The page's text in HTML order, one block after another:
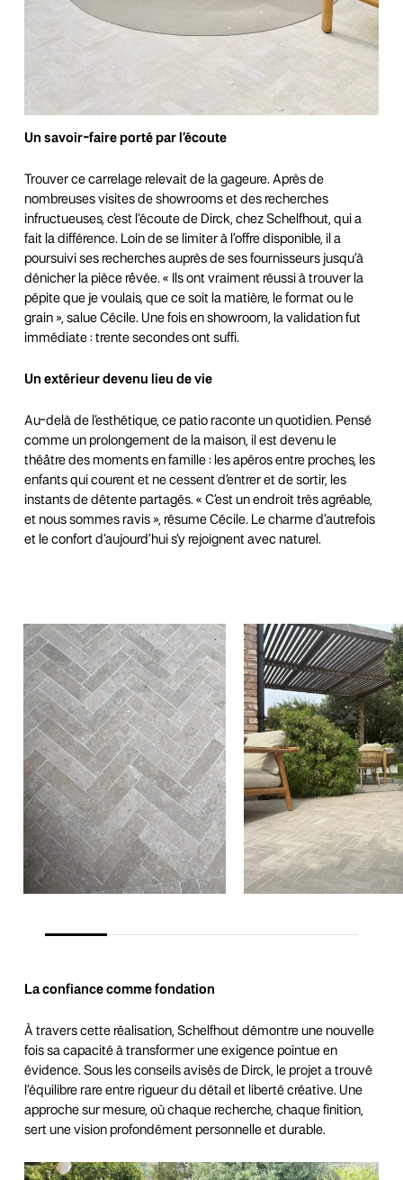
Un savoir-faire porté par l’écoute
Trouver ce carrelage relevait de la gageure. Après de
nombreuses visites de showrooms et des recherches
infructueuses, c’est l’écoute de Dirck, chez Schelfhout, qui a
fait la différence. Loin de se limiter à l’offre disponible, il a
poursuivi ses recherches auprès de ses fournisseurs jusqu’à
dénicher la pièce rêvée. « Ils ont vraiment réussi à trouver la
pépite que je voulais, que ce soit la matière, le format ou le
grain », salue Cécile. Une fois en showroom, la validation fut
immédiate : trente secondes ont suffi.
Un extérieur devenu lieu de vie
Au-delà de l’esthétique, ce patio raconte un quotidien. Pensé
comme un prolongement de la maison, il est devenu le
théâtre des moments en famille : les apéros entre proches, les
enfants qui courent et ne cessent d’entrer et de sortir, les
instants de détente partagés. « C’est un endroit très agréable,
et nous sommes ravis », résume Cécile. Le charme d’autrefois
et le confort d’aujourd’hui s’y rejoignent avec naturel.
La confiance comme fondation
À travers cette réalisation, Schelfhout démontre une nouvelle
fois sa capacité à transformer une exigence pointue en
évidence. Sous les conseils avisés de Dirck, le projet a trouvé
l’équilibre rare entre rigueur du détail et liberté créative. Une
approche sur mesure, où chaque recherche, chaque finition,
sert une vision profondément personnelle et durable.